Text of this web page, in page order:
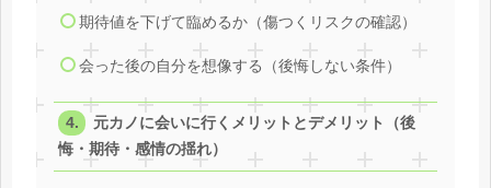
期待値を下げて臨めるか（傷つくリスクの確認）
会った後の自分を想像する（後悔しない条件）
元カノに会いに行くメリットとデメリット（後
悔・期待・感情の揺れ）